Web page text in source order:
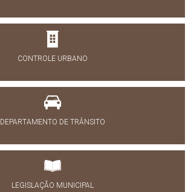
CONTROLE URBANO
DEPARTAMENTO DE TRÂNSITO
LEGISLAÇÃO MUNICIPAL